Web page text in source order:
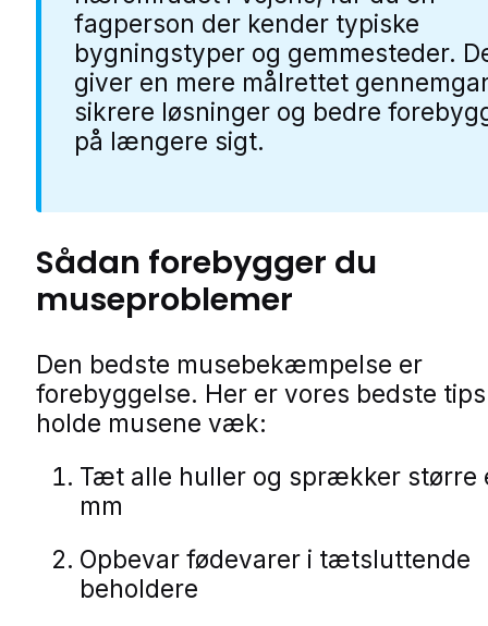
fagperson der kender typiske
bygningstyper og gemmesteder.
giver en mere målrettet
sikrere løsninger og bedre
på længere sigt.
Sådan forebygger du
museproblemer
Den bedste musebekæmpelse er
forebyggelse. Her er vores bedste
holde musene væk:
Tæt alle huller og sprækker større
mm
Opbevar fødevarer i tætsluttende
beholdere